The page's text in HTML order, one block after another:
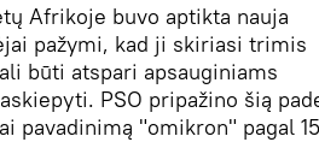
Afrikoje buvo aptikta nauja
pažymi, kad ji skiriasi trimis
būti atspari apsauginiams
PSO pripažino šią
pavadinimą "omikron" pagal